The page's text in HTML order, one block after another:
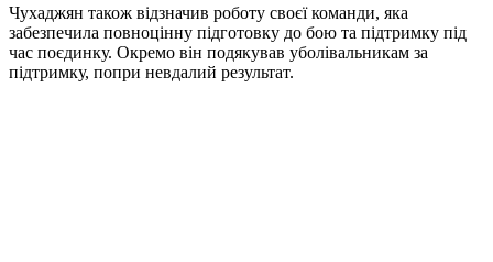
Чухаджян також відзначив роботу своєї команди, яка
забезпечила повноцінну підготовку до бою та підтримку під
час поєдинку. Окремо він подякував уболівальникам за
підтримку, попри невдалий результат.